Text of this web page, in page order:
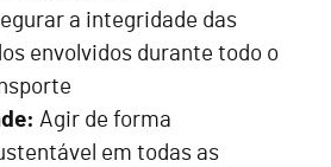
a integridade das
envolvidos durante todo o
Agir de forma
em todas as